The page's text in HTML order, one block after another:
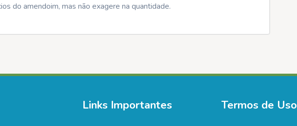
do amendoim, mas não exagere na quantidade.
Links Importantes Termos de Uso